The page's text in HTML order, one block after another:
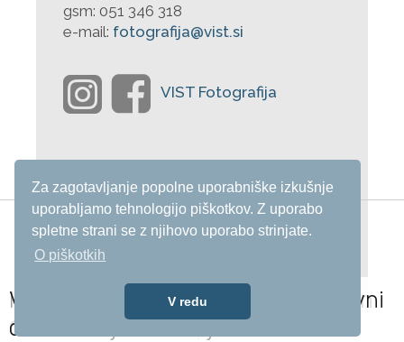
Za zagotavljanje popolne uporabniške izkušnje
uporabljamo tehnologijo piškotkov. Z uporabo
spletne strani se z njihovo uporabo strinjate.
O piškotkih
V redu
Vabljeni na online informativni dan
17.9.
Izpolnite informativno prijavo za
obveščanje o študijih!
Vabljeni na individualni informativni
dan!
gsm: 051 346 318
e-mail: fotografija@vist.si
Alumni e-Referat